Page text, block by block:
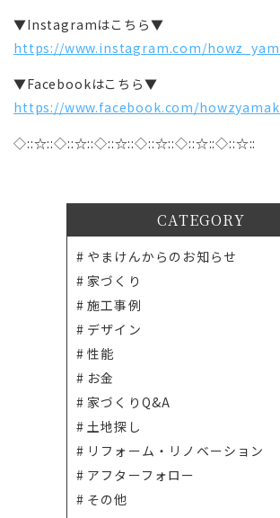
▼Instagramはこちら▼
https://www.instagram.com/
▼Facebookはこちら▼
https://www.facebook.com/
◇::☆::◇::☆::◇::☆::◇::☆::◇::☆::◇::☆::
CATEGORY
やまけんからのお知らせ
家づくり
施工事例
デザイン
性能
お金
家づくりQ&A
土地探し
リフォーム・リノベーション
アフターフォロー
その他